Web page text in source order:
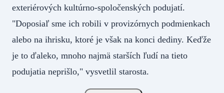
exteriérových kultúrno-spoločenských podujatí.
"Doposiaľ sme ich robili v provizórnych podmienkach
alebo na ihrisku, ktoré je však na konci dediny. Keďže
je to ďaleko, mnoho najmä starších ľudí na tieto
podujatia neprišlo," vysvetlil starosta.